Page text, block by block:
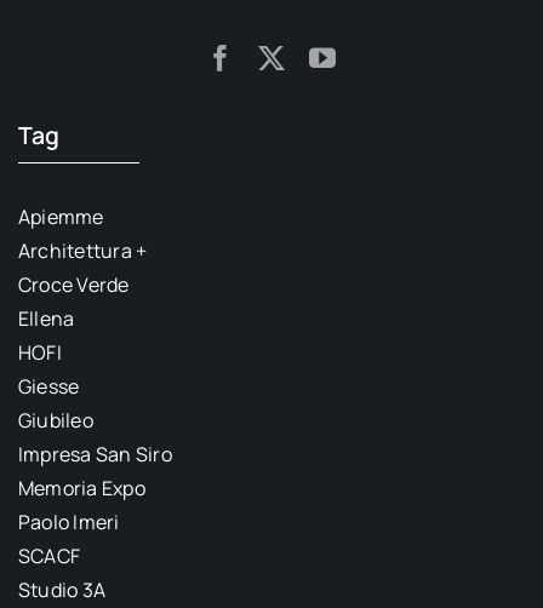
Tag
Apiemme
Architettura +
Croce Verde
Ellena
HOFI
Giesse
Giubileo
Impresa San Siro
Memoria Expo
Paolo Imeri
SCACF
Studio 3A